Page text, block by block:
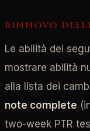
RINNOVO
Le abilità dei
mostrare abilità
alla lista dei
note complete
two-week PTR